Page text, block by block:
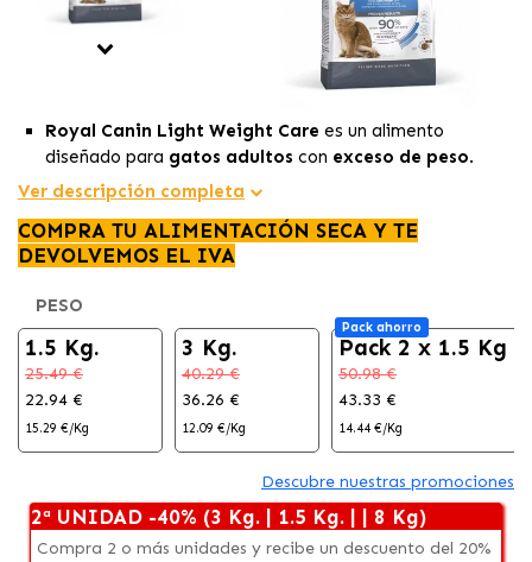
Royal Canin Light Weight Care es un alimento
diseñado para gatos adultos con exceso de peso.
Su fórmula equilibrada y adaptada contiene
altamente digestibles
efectiva y saludable, con un efectosaciante
Promueve elbienestar urinario
Ver descripción completa
COMPRA TU ALIMENTACIÓN SECA Y TE
DEVOLVEMOS EL IVA
PESO
1.5 Kg.
25.49 €
22.94 €
15.29 €/Kg
3 Kg.
40.29 €
36.26 €
12.09 €/Kg
Pack ahorro
Pack 2 x 1.5 Kg
50.98 €
43.33 €
14.44 €/Kg
Descubre nuestras promociones
2ª UNIDAD -40% (3 Kg. | 1.5 Kg. | | 8 Kg)
Compra 2 o más unidades y recibe un descuento del 20%